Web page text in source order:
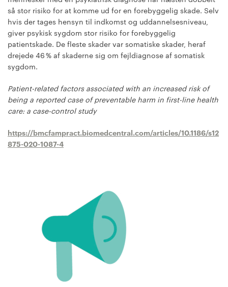
så stor risiko for at komme ud for en forebyggelig skade. Selv
hvis der tages hensyn til indkomst og uddannelsesniveau,
giver psykisk sygdom stor risiko for forebyggelig
patientskade. De fleste skader var somatiske skader, heraf
drejede 46 % af skaderne sig om fejldiagnose af somatisk
sygdom.
Patient-related factors associated with an increased risk of
being a reported case of preventable harm in first-line health
care: a case-control study
https://bmcfampract.biomedcentral.com/articles/10.1186/s12
875-020-1087-4